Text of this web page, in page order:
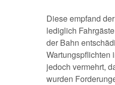
Diese empfand
lediglich
der Bahn
Wartungspflichten
jedoch vermehrt,
wurden